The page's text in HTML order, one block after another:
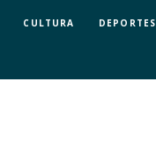
CULTURA DEPORTES